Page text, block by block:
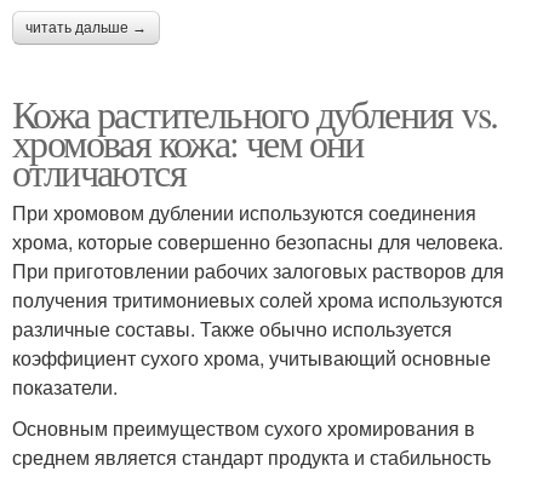
читать дальше →
Кожа растительного дубления vs.
хромовая кожа: чем они
отличаются
При хромовом дублении используются соединения
хрома, которые совершенно безопасны для человека.
При приготовлении рабочих залоговых растворов для
получения тритимониевых солей хрома используются
различные составы. Также обычно используется
коэффициент сухого хрома, учитывающий основные
показатели.
Основным преимуществом сухого хромирования в
среднем является стандарт продукта и стабильность